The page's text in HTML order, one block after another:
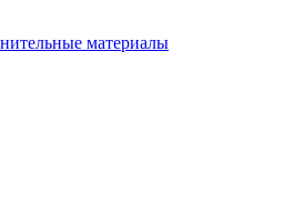
материалы